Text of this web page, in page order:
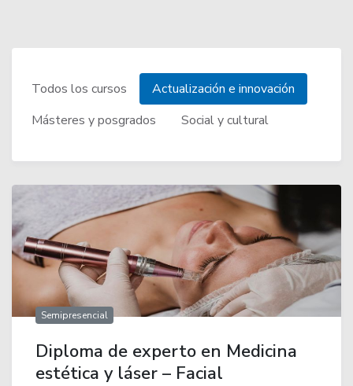
Todos los cursos
Actualización e innovación
Másteres y posgrados
Social y cultural
Semipresencial
Diploma de experto en Medicina
estética y láser – Facial